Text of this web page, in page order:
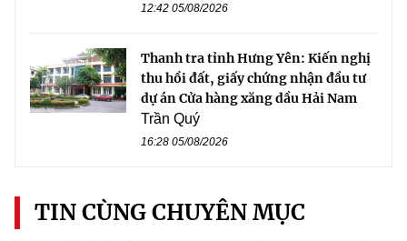
12:42 05/08/2026
Thanh tra tỉnh Hưng Yên: Kiến nghị
thu hồi đất, giấy chứng nhận đầu tư
dự án Cửa hàng xăng dầu Hải Nam
Trần Quý
16:28 05/08/2026
TIN CÙNG CHUYÊN MỤC